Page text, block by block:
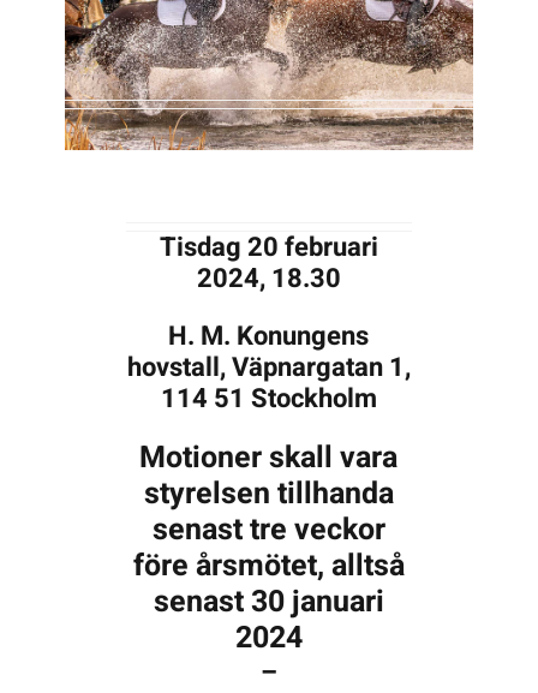
Kontakta SFK
Profilprodukter
reportage och
kuriosa
Arkiv
Tisdag 20 februari
2024, 18.30
H. M. Konungens
hovstall, Väpnargatan 1,
114 51 Stockholm
Motioner skall vara
styrelsen tillhanda
senast tre veckor
före årsmötet, alltså
senast 30 januari
2024
–